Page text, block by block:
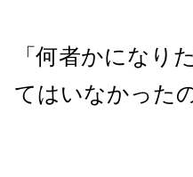
「何者かになり
てはいなかった